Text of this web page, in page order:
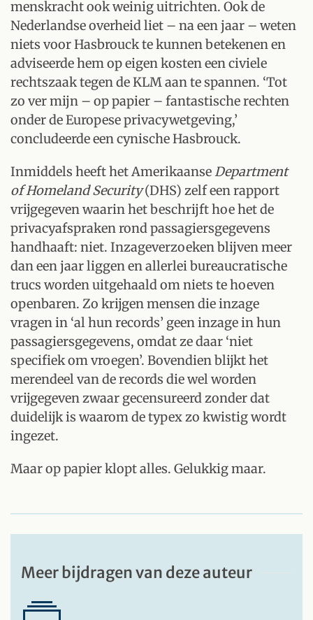
menskracht ook weinig uitrichten. Ook de
Nederlandse overheid liet – na een jaar – weten
niets voor Hasbrouck te kunnen betekenen en
adviseerde hem op eigen kosten een civiele
rechtszaak tegen de KLM aan te spannen. ‘Tot
zo ver mijn – op papier – fantastische rechten
onder de Europese privacywetgeving,’
concludeerde een cynische Hasbrouck.
Inmiddels heeft het AmerikaanseDepartment
of Homeland Security(DHS) zelf een rapport
vrijgegeven waarin het beschrijft hoe het de
privacyafspraken rond passagiersgegevens
handhaaft: niet. Inzageverzoeken blijven meer
dan een jaar liggen en allerlei bureaucratische
trucs worden uitgehaald om niets te hoeven
openbaren. Zo krijgen mensen die inzage
vragen in ‘al hun records’ geen inzage in hun
passagiersgegevens, omdat ze daar ‘niet
specifiek om vroegen’. Bovendien blijkt het
merendeel van de records die wel worden
vrijgegeven zwaar gecensureerd zonder dat
duidelijk is waarom de typex zo kwistig wordt
ingezet.
Maar op papier klopt alles. Gelukkig maar.
Meer bijdragen van deze auteur